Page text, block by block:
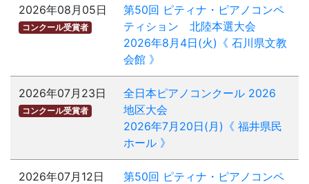
2026年08月05日
コンクール受賞者
第50回 ピティナ・ピアノコンペ
ティション 北陸本選大会
2026年8月4日(火)《 石川県文教
会館 》
2026年07月23日
コンクール受賞者
全日本ピアノコンクール 2026
地区大会
2026年7月20日(月)《 福井県民
ホール 》
2026年07月12日
第50回 ピティナ・ピアノコンペ